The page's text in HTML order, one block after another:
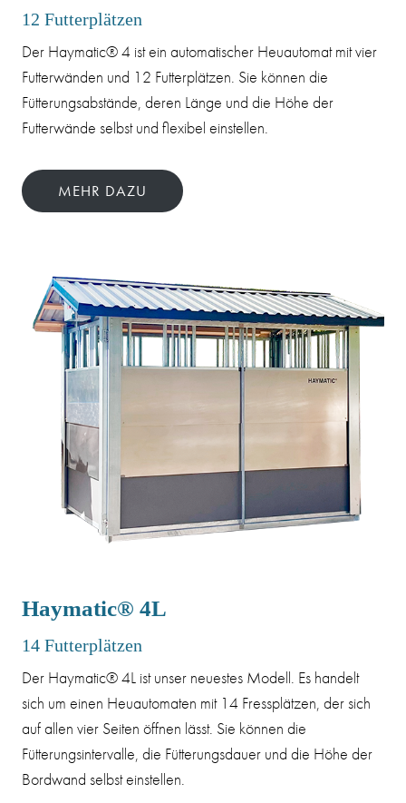
12 Futterplätzen
Der Haymatic® 4 ist ein automatischer Heuautomat mit vier
Futterwänden und 12 Futterplätzen. Sie können die
Fütterungsabstände, deren Länge und die Höhe der
Futterwände selbst und flexibel einstellen.
MEHR DAZU
Haymatic® 4L
14 Futterplätzen
Der Haymatic® 4L ist unser neuestes Modell. Es handelt
sich um einen Heuautomaten mit 14 Fressplätzen, der sich
auf allen vier Seiten öffnen lässt. Sie können die
Fütterungsintervalle, die Fütterungsdauer und die Höhe der
Bordwand selbst einstellen.